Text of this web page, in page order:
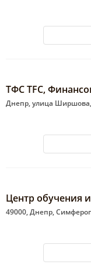
ТФС TFC,
Днепр, улица
Центр обучения
49000, Днепр,